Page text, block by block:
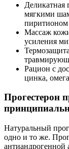
Деликатная
мягкими
пиритионом
Массаж
усиления
Рацион с
цинка,
Прогестерон
Натуральный
одно и то же.